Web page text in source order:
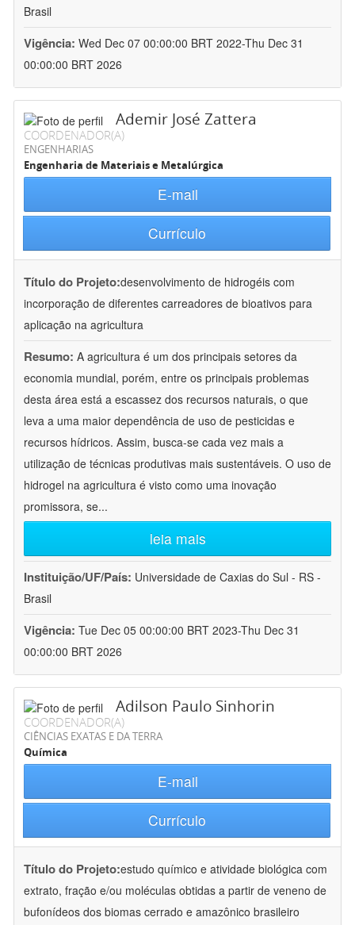
Brasil
Vigência: Wed Dec 07 00:00:00 BRT 2022-Thu Dec 31
00:00:00 BRT 2026
Ademir José Zattera
COORDENADOR(A)
ENGENHARIAS
Engenharia de Materiais e Metalúrgica
E-mail
Currículo
Título do Projeto:desenvolvimento de hidrogéis com
incorporação de diferentes carreadores de bioativos para
aplicação na agricultura
Resumo: A agricultura é um dos principais setores da
economia mundial, porém, entre os principais problemas
desta área está a escassez dos recursos naturais, o que
leva a uma maior dependência de uso de pesticidas e
recursos hídricos. Assim, busca-se cada vez mais a
utilização de técnicas produtivas mais sustentáveis. O uso de
hidrogel na agricultura é visto como uma inovação
promissora, se...
leia mais
Instituição/UF/País: Universidade de Caxias do Sul - RS -
Brasil
Vigência: Tue Dec 05 00:00:00 BRT 2023-Thu Dec 31
00:00:00 BRT 2026
Adilson Paulo Sinhorin
COORDENADOR(A)
CIÊNCIAS EXATAS E DA TERRA
Química
E-mail
Currículo
Título do Projeto:estudo químico e atividade biológica com
extrato, fração e/ou moléculas obtidas a partir de veneno de
bufonídeos dos biomas cerrado e amazônico brasileiro